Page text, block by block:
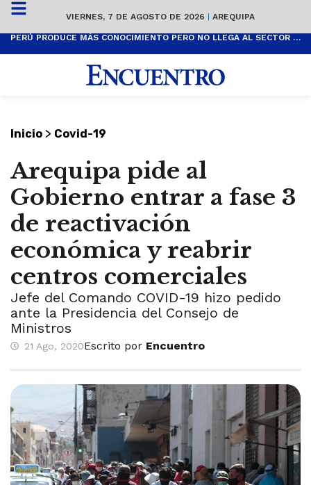
VIERNES, 7 DE AGOSTO DE 2026 | AREQUIPA
PERÚ PRODUCE MÁS CONOCIMIENTO PERO NO LLEGA AL SECTOR PRODUCTIVO
Inicio > Covid-19
Arequipa pide al
Gobierno entrar a fase 3
de reactivación
económica y reabrir
centros comerciales
Jefe del Comando COVID-19 hizo pedido
ante la Presidencia del Consejo de
Ministros
21 Ago, 2020Escrito por Encuentro